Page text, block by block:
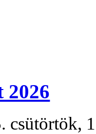
2026
csütörtök,